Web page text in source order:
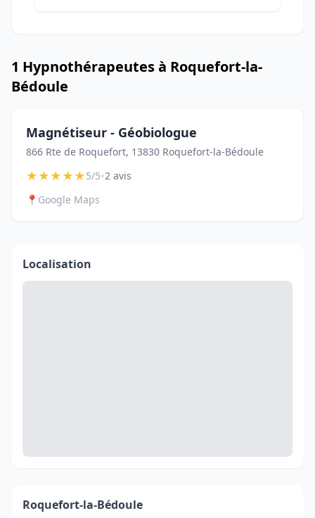
1 Hypnothérapeutes à Roquefort-la-
Bédoule
Magnétiseur - Géobiologue
866 Rte de Roquefort, 13830 Roquefort-la-Bédoule
★★★★★5/5•2 avis
📍 Google Maps
Localisation
Roquefort-la-Bédoule